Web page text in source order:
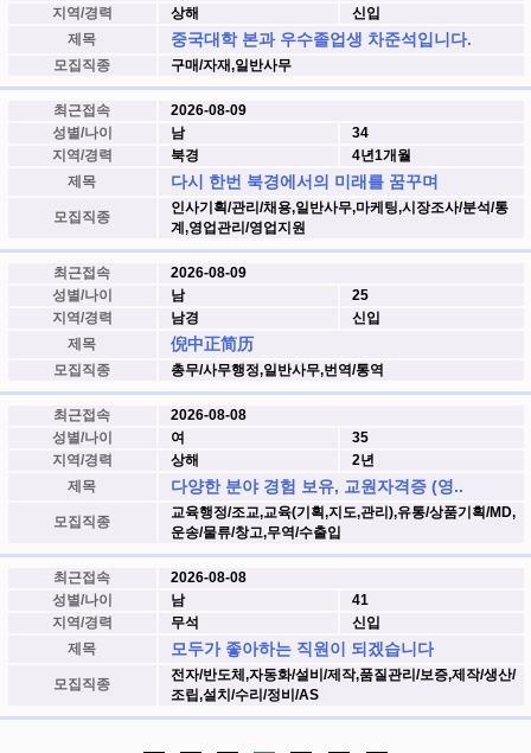
지역/경력
상해
신입
제목
중국대학 본과 우수졸업생 차준석입니다.
모집직종 구매/자재,일반사무
최근접속
2026-08-09
성별/나이
남
34
지역/경력
북경
4년1개월
제목
다시 한번 북경에서의 미래를 꿈꾸며
모집직종
인사기획/관리/채용,일반사무,마케팅,시장조사/분석/통
계,영업관리/영업지원
최근접속
2026-08-09
성별/나이
남
25
지역/경력
남경
신입
제목
倪中正简历
모집직종 총무/사무행정,일반사무,번역/통역
최근접속
2026-08-08
성별/나이
여
35
지역/경력
상해
2년
제목
다양한 분야 경험 보유, 교원자격증 (영..
모집직종
교육행정/조교,교육(기획,지도,관리),유통/상품기획/MD,
운송/물류/창고,무역/수출입
최근접속
2026-08-08
성별/나이
남
41
지역/경력
무석
신입
제목
모두가 좋아하는 직원이 되겠습니다
모집직종
전자/반도체,자동화/설비/제작,품질관리/보증,제작/생산/
조립,설치/수리/정비/AS